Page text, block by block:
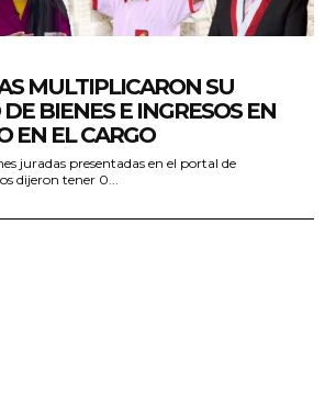
MULTIPLICARON SU
BIENES E INGRESOS EN
EN EL CARGO
juradas presentadas en el portal de
dijeron tener 0...